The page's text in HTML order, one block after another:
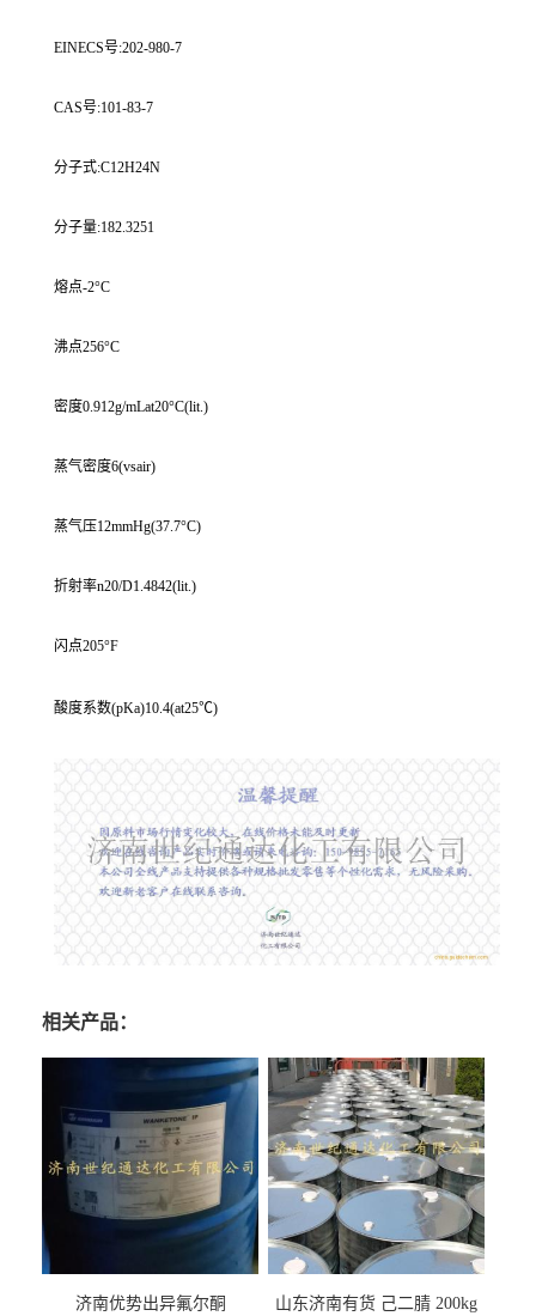
EINECS号:202-980-7
CAS号:101-83-7
分子式:C12H24N
分子量:182.3251
熔点-2°C
沸点256°C
密度0.912g/mLat20°C(lit.)
蒸气密度6(vsair)
蒸气压12mmHg(37.7°C)
折射率n20/D1.4842(lit.)
闪点205°F
酸度系数(pKa)10.4(at25℃)
相关产品：
济南优势出异氟尔酮 山东济南有货 己二腈 200kg